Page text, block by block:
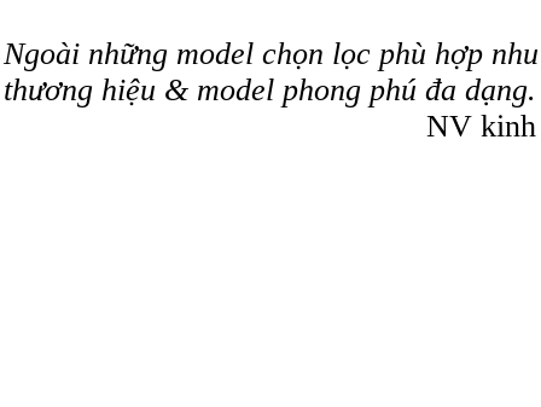
Ngoài những model chọn lọc phù hợp
thương hiệu & model phong phú đa
NV kinh doanh: